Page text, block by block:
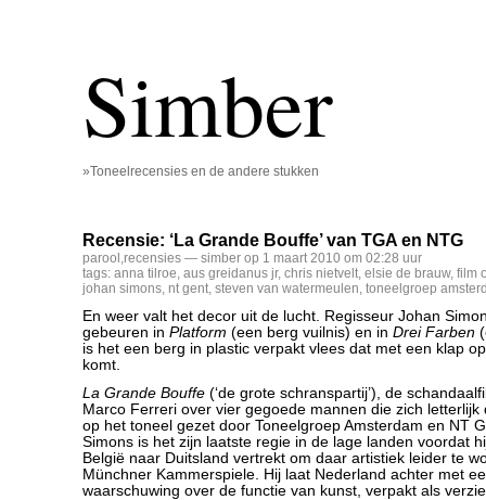
Simber
»Toneelrecensies en de andere stukken
Recensie: ‘La Grande Bouffe’ van TGA en NTG
parool ,recensies — simber op 1 maart 2010 om 02:28 uur
tags: anna tilroe, aus greidanus jr, chris nietvelt, elsie de brauw, film
johan simons, nt gent, steven van watermeulen, toneelgroep
En weer valt het decor uit de lucht. Regisseur Johan
gebeuren in Platform (een berg vuilnis) en in Drei Farben
is het een berg in plastic verpakt vlees dat met een klap
komt.
La Grande Bouffe (‘de grote schranspartij’), de
Marco Ferreri over vier gegoede mannen die zich letterlijk
op het toneel gezet door Toneelgroep Amsterdam en NT
Simons is het zijn laatste regie in de lage landen voordat
België naar Duitsland vertrekt om daar artistiek leider te
Münchner Kammerspiele. Hij laat Nederland achter met
waarschuwing over de functie van kunst, verpakt als